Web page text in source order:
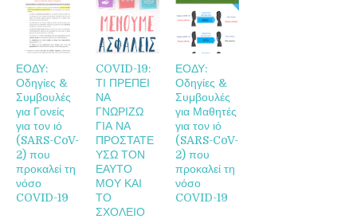
ΕΟΔΥ:
Οδηγίες &
Συμβουλές
για Γονείς
για τον ιό
(SARS-CoV-
2) που
προκαλεί τη
νόσο
COVID-19
COVID-19:
ΤΙ ΠΡΕΠΕΙ
ΝΑ
ΓΝΩΡΙΖΩ
ΓΙΑ ΝΑ
ΠΡΟΣΤΑΤΕ
ΥΣΩ ΤΟΝ
ΕΑΥΤΟ
ΜΟΥ ΚΑΙ
ΤΟ
ΣΧΟΛΕΙΟ
ΕΟΔΥ:
Οδηγίες &
Συμβουλές
για Μαθητές
για τον ιό
(SARS-CoV-
2) που
προκαλεί τη
νόσο
COVID-19